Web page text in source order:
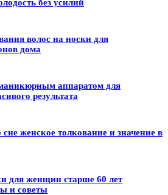
без усилий
волос на носки для
дома
аппаратом для
результата
женское толкование и значение в
для женщин старше 60 лет
и советы